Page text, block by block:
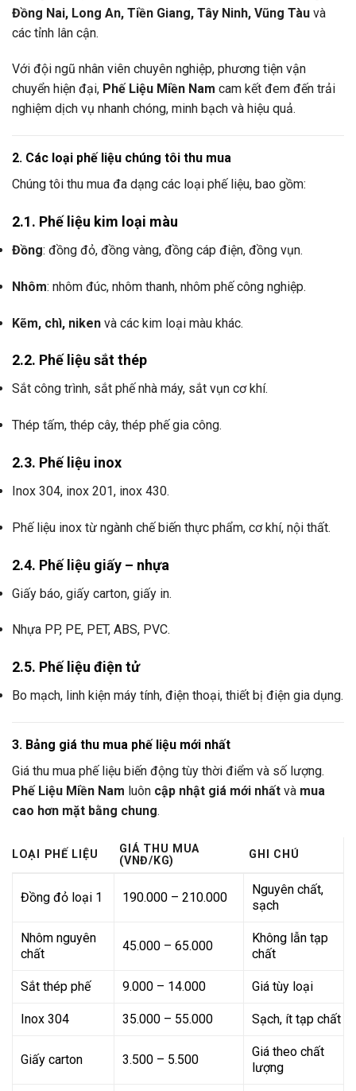
Đồng Nai, Long An, Tiền Giang, Tây Ninh, Vũng Tàu và
các tỉnh lân cận.
Với đội ngũ nhân viên chuyên nghiệp, phương tiện vận
chuyển hiện đại, Phế Liệu Miền Nam cam kết đem đến trải
nghiệm dịch vụ nhanh chóng, minh bạch và hiệu quả.
2. Các loại phế liệu chúng tôi thu mua
Chúng tôi thu mua đa dạng các loại phế liệu, bao gồm:
2.1. Phế liệu kim loại màu
Đồng: đồng đỏ, đồng vàng, đồng cáp điện, đồng vụn.
Nhôm: nhôm đúc, nhôm thanh, nhôm phế công nghiệp.
Kẽm, chì, niken và các kim loại màu khác.
2.2. Phế liệu sắt thép
Sắt công trình, sắt phế nhà máy, sắt vụn cơ khí.
Thép tấm, thép cây, thép phế gia công.
2.3. Phế liệu inox
Inox 304, inox 201, inox 430.
Phế liệu inox từ ngành chế biến thực phẩm, cơ khí, nội thất.
2.4. Phế liệu giấy – nhựa
Giấy báo, giấy carton, giấy in.
Nhựa PP, PE, PET, ABS, PVC.
2.5. Phế liệu điện tử
Bo mạch, linh kiện máy tính, điện thoại, thiết bị điện gia dụng.
3. Bảng giá thu mua phế liệu mới nhất
Giá thu mua phế liệu biến động tùy thời điểm và số lượng.
Phế Liệu Miền Nam luôn cập nhật giá mới nhất và mua
cao hơn mặt bằng chung.
LOẠI PHẾ LIỆU
GIÁ THU MUA
(VNĐ/KG)
GHI CHÚ
Đồng đỏ loại 1 190.000 – 210.000
Nguyên chất,
sạch
Nhôm nguyên
chất
45.000 – 65.000
Không lẫn tạp
chất
Sắt thép phế 9.000 – 14.000 Giá tùy loại
Inox 304 35.000 – 55.000 Sạch, ít tạp chất
Giấy carton 3.500 – 5.500
Giá theo chất
lượng